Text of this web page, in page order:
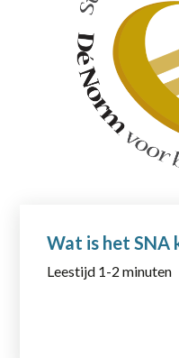
Wat is het SNA
Leestijd 1-2 minuten